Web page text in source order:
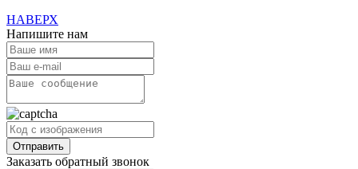
НАВЕРХ
Напишите нам
Заказать обратный звонок